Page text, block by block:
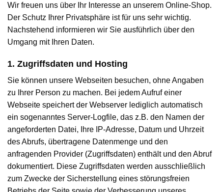
Wir freuen uns über Ihr Interesse an unserem Online-Shop.
Der Schutz Ihrer Privatsphäre ist für uns sehr wichtig.
Nachstehend informieren wir Sie ausführlich über den
Umgang mit Ihren Daten.
1. Zugriffsdaten und Hosting
Sie können unsere Webseiten besuchen, ohne Angaben
zu Ihrer Person zu machen. Bei jedem Aufruf einer
Webseite speichert der Webserver lediglich automatisch
ein sogenanntes Server-Logfile, das z.B. den Namen der
angeforderten Datei, Ihre IP-Adresse, Datum und Uhrzeit
des Abrufs, übertragene Datenmenge und den
anfragenden Provider (Zugriffsdaten) enthält und den Abruf
dokumentiert. Diese Zugriffsdaten werden ausschließlich
zum Zwecke der Sicherstellung eines störungsfreien